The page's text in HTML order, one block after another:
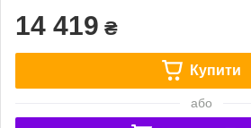
14 419 ₴
Купити
або